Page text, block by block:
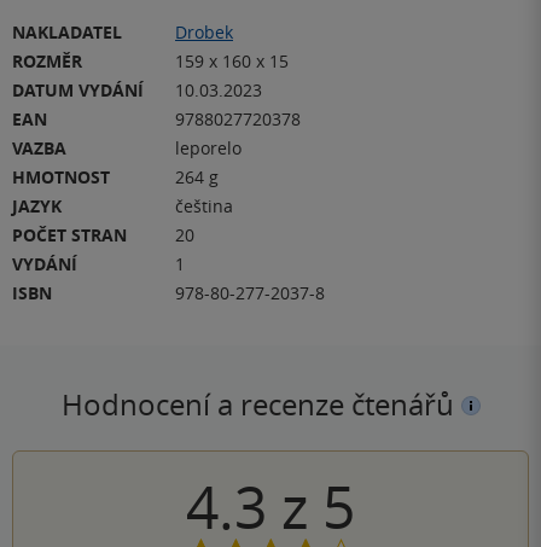
NAKLADATEL
Drobek
ROZMĚR
159 x 160 x 15
DATUM VYDÁNÍ
10.03.2023
EAN
9788027720378
VAZBA
leporelo
HMOTNOST
264 g
JAZYK
čeština
POČET STRAN
20
VYDÁNÍ
1
ISBN
978-80-277-2037-8
Hodnocení a recenze čtenářů
4.3 z 5